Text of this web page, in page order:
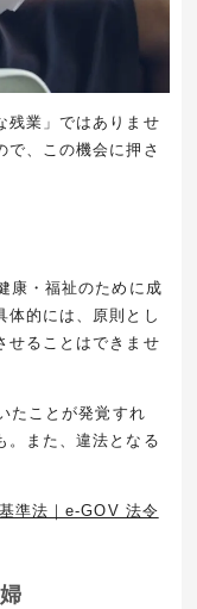
残業」ではありませ
で、この機会に押さ
康・福祉のために成
体的には、原則とし
せることはできませ
たことが発覚すれ
。また、違法となる
準法｜e-GOV 法令